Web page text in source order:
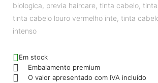
biologica, previa haircare, tinta cabelo,
tinta cabelo louro vermelho inte, tinta
intenso
Em stock
Embalamento premium
O valor apresentado com IVA incluído